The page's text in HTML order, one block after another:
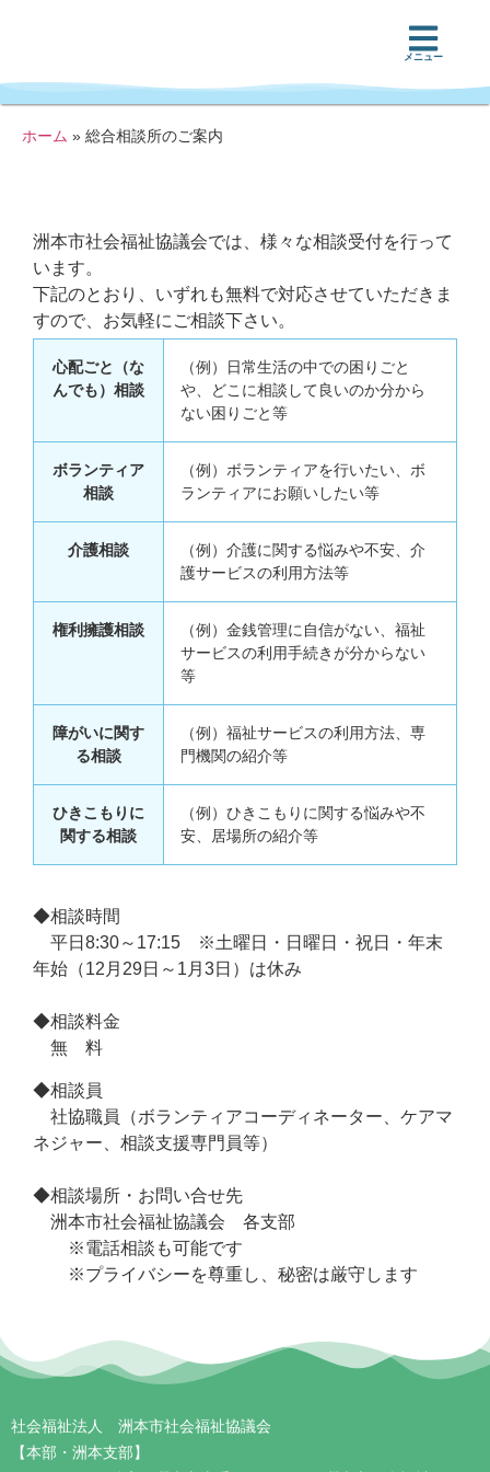
メニュー
ホーム » 総合相談所のご案内
洲本市社会福祉協議会では、様々な相談受付を行って
います。
下記のとおり、いずれも無料で対応させていただきま
すので、お気軽にご相談下さい。
心配ごと（な
んでも）相談
（例）日常生活の中での困りごと
や、どこに相談して良いのか分から
ない困りごと等
ボランティア
相談
（例）ボランティアを行いたい、ボ
ランティアにお願いしたい等
介護相談
（例）介護に関する悩みや不安、介
護サービスの利用方法等
権利擁護相談
（例）金銭管理に自信がない、福祉
サービスの利用手続きが分からない
等
障がいに関す
る相談
（例）福祉サービスの利用方法、専
門機関の紹介等
ひきこもりに
関する相談
（例）ひきこもりに関する悩みや不
安、居場所の紹介等
◆相談時間
平日8:30～17:15 ※土曜日・日曜日・祝日・年末
年始（12月29日～1月3日）は休み
◆相談料金
無 料
◆相談員
社協職員（ボランティアコーディネーター、ケアマ
ネジャー、相談支援専門員等）
◆相談場所・お問い合せ先
洲本市社会福祉協議会 各支部
※電話相談も可能です
※プライバシーを尊重し、秘密は厳守します
社会福祉法人 洲本市社会福祉協議会
【本部・洲本支部】